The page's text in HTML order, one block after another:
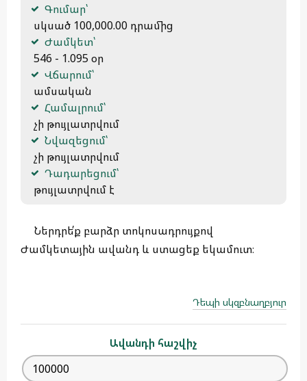
Գումար՝
սկսած 100,000.00 դրամից
Ժամկետ՝
546 - 1.095 օր
Վճարում՝
ամսական
Համալրում՝
չի թույլատրվում
Նվազեցում՝
չի թույլատրվում
Դադարեցում՝
թույլատրվում է
Ներդրե՛ք բարձր տոկոսադրույքով
Ժամկետային ավանդ և ստացեք եկամուտ։
Դեպի սկզբնաղբյուր
Ավանդի հաշվիչ